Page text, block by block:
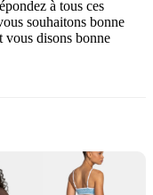
à tous ces
souhaitons bonne
vous disons bonne